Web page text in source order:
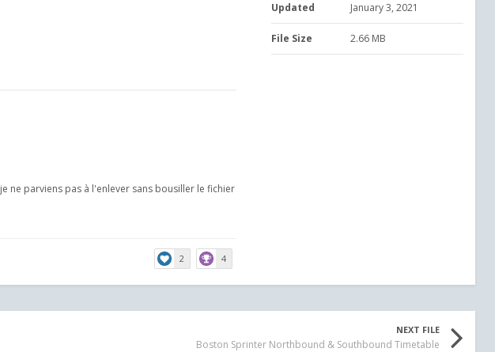
ne parviens pas à l'enlever sans bousiller le fichier
2 4
Updated January 3, 2021
File Size 2.66 MB
NEXT FILE
Boston Sprinter Northbound & Southbound Timetable